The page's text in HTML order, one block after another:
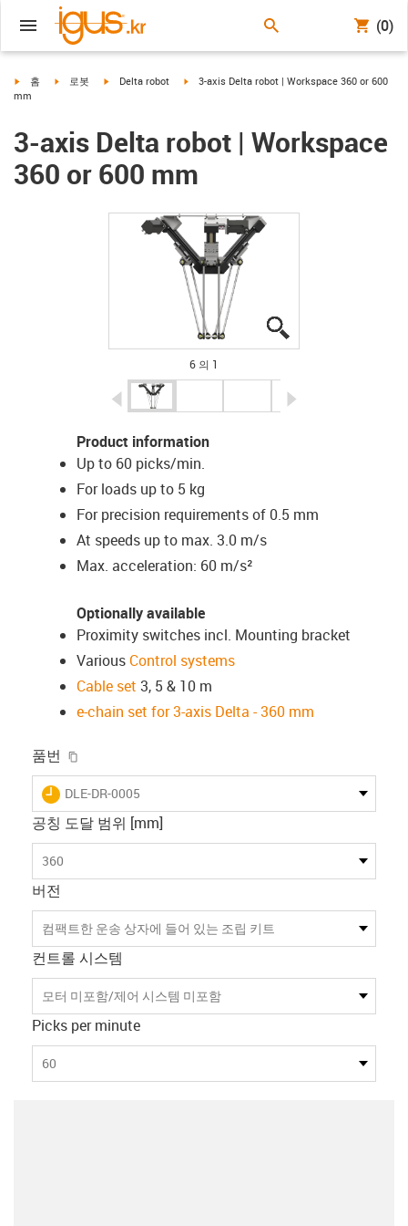
(0)
igus-icon-arrow-right
홈 igus-icon-arrow-right
로봇 igus-icon-arrow-right
Delta robot igus-icon-arrow-right
3-axis Delta robot | Workspace 360 or 600
mm
3-axis Delta robot | Workspace
360 or 600 mm
6 의 1
igus-icon-arrow-left
Product information
Up to 60 picks/min.
For loads up to 5 kg
For precision requirements of 0.5 mm
At speeds up to max. 3.0 m/s
Max. acceleration: 60 m/s²
Optionally available
Proximity switches incl. Mounting bracket
Various Control systems
Cable set 3, 5 & 10 m
e-chain set for 3-axis Delta - 360 mm
품번
igus-icon-lieferzeit
DLE-DR-0005
공칭 도달 범위 [mm]
360
버전
컴팩트한 운송 상자에 들어 있는 조립 키트
컨트롤 시스템
모터 미포함/제어 시스템 미포함
Picks per minute
60